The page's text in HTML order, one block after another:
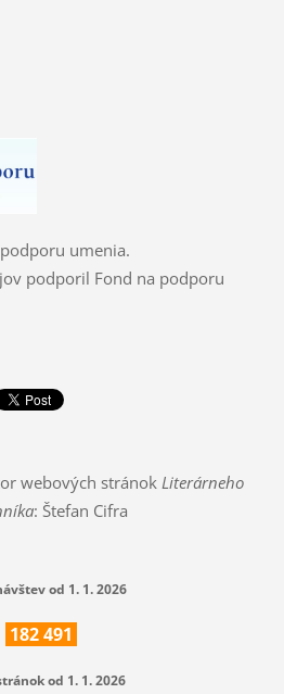
umenia.
podporil Fond na podporu
webových stránok Literárneho
: Štefan Cifra
od 1. 1. 2026
182491
od 1. 1. 2026